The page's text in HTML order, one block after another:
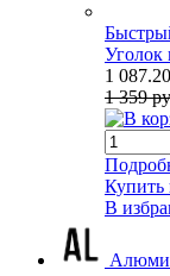
1
1 359
Купить
В